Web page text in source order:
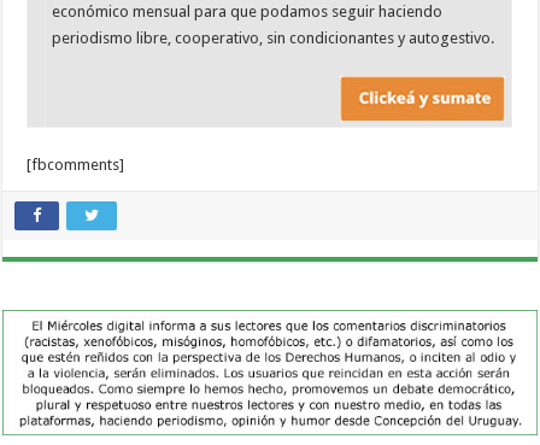
económico mensual para que podamos seguir haciendo
periodismo libre, cooperativo, sin condicionantes y autogestivo.
[fbcomments]